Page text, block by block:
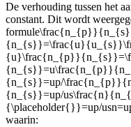
De verhouding tussen het
constant. Dit wordt
formule
{n_{s}}=up/
{n_{s}}=up/
{\placeholder{}}=up/
waarin: